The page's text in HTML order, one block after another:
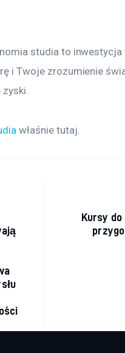
studia to
i Twoje zrozumienie
właśnie tutaj.
Kursy